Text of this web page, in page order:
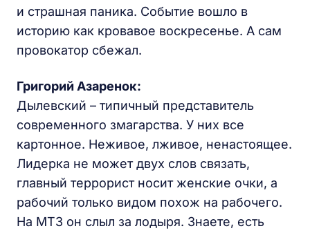
и страшная паника. Событие вошло в
историю как кровавое воскресенье. А сам
провокатор сбежал.
Григорий Азаренок:
Дылевский – типичный представитель
современного змагарства. У них все
картонное. Неживое, лживое, ненастоящее.
Лидерка не может двух слов связать,
главный террорист носит женские очки, а
рабочий только видом похож на рабочего.
На МТЗ он слыл за лодыря. Знаете, есть